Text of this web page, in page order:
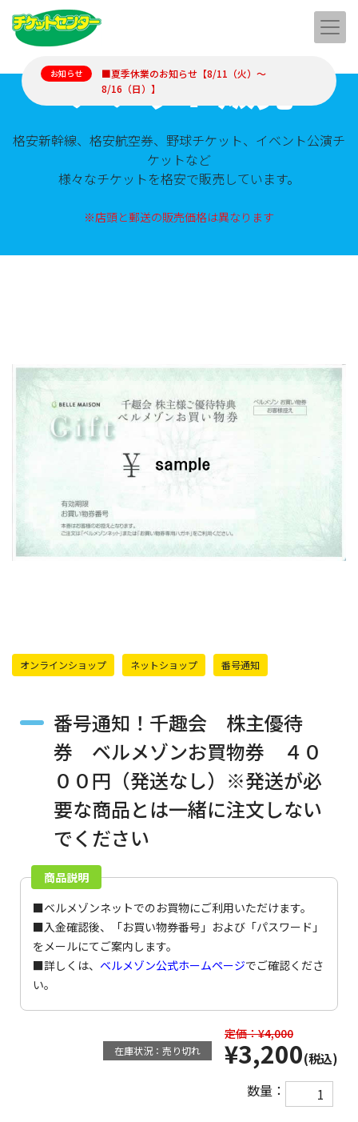
お知らせ
■夏季休業のお知らせ【8/11（火）～
8/16（日）】
チケット販売
格安新幹線、格安航空券、野球チケット、イベント公演チ
ケットなど
様々なチケットを格安で販売しています。
※店頭と郵送の販売価格は異なります
オンラインショップ ネットショップ 番号通知
番号通知！千趣会 株主優待
券 ベルメゾンお買物券 ４０
００円（発送なし）※発送が必
要な商品とは一緒に注文しない
でください
商品説明
■ベルメゾンネットでのお買物にご利用いただけます。
■入金確認後、「お買い物券番号」および「パスワード」
をメールにてご案内します。
■詳しくは、 ベルメゾン公式ホームページでご確認くださ
い。
在庫状況：売り切れ
定価：¥4,000
¥3,200(税込)
数量：